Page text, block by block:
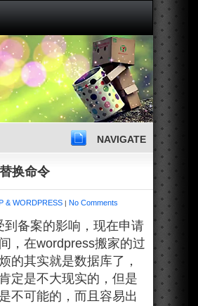
NAVIGATE
换命令
& WORDPRESS | No Comments
案的影响，现在申请
，在wordpress搬家的过
的其实就是数据库了，
定是不大现实的，但是
不可能的，而且容易出